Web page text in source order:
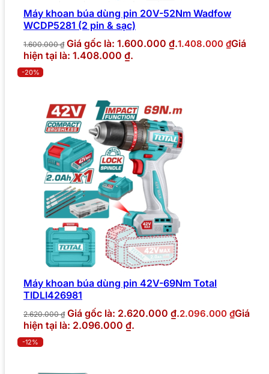
Máy khoan búa dùng pin 20V-52Nm Wadfow
WCDP5281 (2 pin & sạc)
1.600.000₫ Giá gốc là: 1.600.000 ₫.1.408.000 ₫Giá
hiện tại là: 1.408.000 ₫.
-20%
Máy khoan búa dùng pin 42V-69Nm Total
TIDLI426981
2.620.000₫ Giá gốc là: 2.620.000 ₫.2.096.000 ₫Giá
hiện tại là: 2.096.000 ₫.
-12%